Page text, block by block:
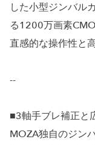
した小型ジンバル
る1200万画素
直感的な操作性と
--
■3軸手ブレ補正と
MOZA独自のジン